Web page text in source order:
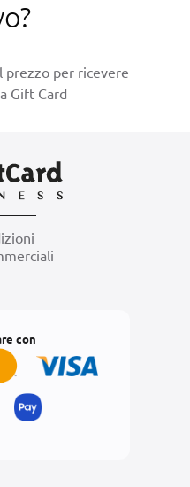
prezzo per ricevere
Gift Card
con